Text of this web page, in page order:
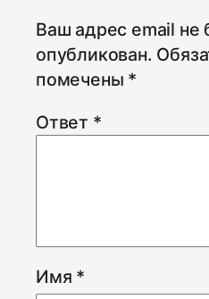
Ваш адрес email не
опубликован.
помечены *
Ответ *
Имя *